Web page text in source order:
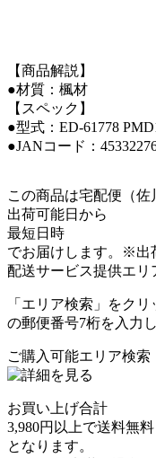
【商品解説】
●材質：楓材
【スペック】
●型式：ED-61778
●JANコード：
この商品は宅配便（
出荷可能日から
最短日時
でお届けします。※出
配送サービス提供エリ
「エリア検索」をク
の郵便番号7桁を入力
ご購入可能エリア検索
お買い上げ合計
3,980円以上で送料無料
となります。